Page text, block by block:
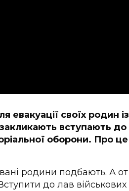
евакуації своїх родин із
вступають до
оборони. Про це
родини подбають. А от
до лав військових